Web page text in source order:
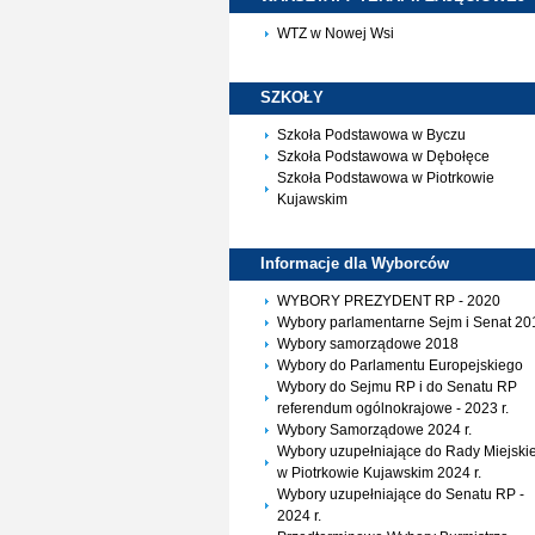
WTZ w Nowej Wsi
SZKOŁY
Szkoła Podstawowa w Byczu
Szkoła Podstawowa w Dębołęce
Szkoła Podstawowa w Piotrkowie
Kujawskim
Informacje dla Wyborców
WYBORY PREZYDENT RP - 2020
Wybory parlamentarne Sejm i Senat
Wybory samorządowe 2018
Wybory do Parlamentu Europejskiego
Wybory do Sejmu RP i do Senatu RP
referendum ogólnokrajowe - 2023 r.
Wybory Samorządowe 2024 r.
Wybory uzupełniające do Rady
w Piotrkowie Kujawskim 2024 r.
Wybory uzupełniające do Senatu RP -
2024 r.